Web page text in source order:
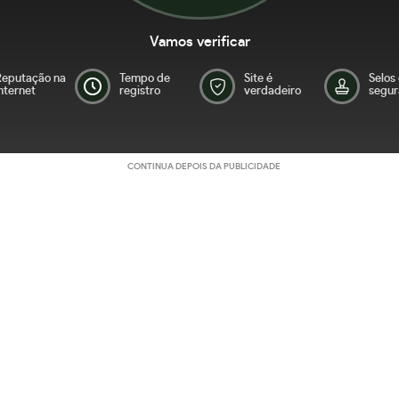
Vamos verificar
na
Tempo de
registro
Site é
verdadeiro
Selos
CONTINUA DEPOIS DA PUBLICIDADE